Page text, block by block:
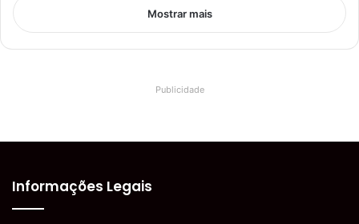
Mostrar mais
Publicidade
Informações Legais